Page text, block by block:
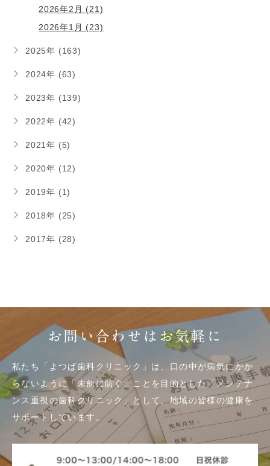
2026年2月 (21)
2026年1月 (23)
2025年 (163)
2024年 (63)
2023年 (139)
2022年 (42)
2021年 (5)
2020年 (12)
2019年 (1)
2018年 (25)
2017年 (28)
お問い合わせはお気軽に
私たち「よつば歯科クリニック」は、口の中が病気にかか
らないように「未前に防ぐ」ことを目的とした「メンテナ
ンス重視の歯科クリニック」として、地域の皆様の健康を
サポートしています。